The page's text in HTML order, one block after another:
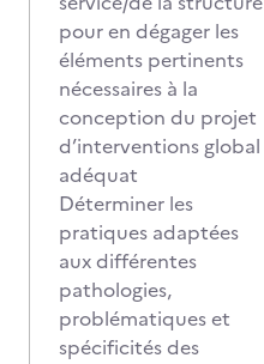
pour en dégager les
éléments pertinents
nécessaires à la
conception du projet
d’interventions global
adéquat
Déterminer les
pratiques adaptées
aux différentes
pathologies,
problématiques et
spécificités des